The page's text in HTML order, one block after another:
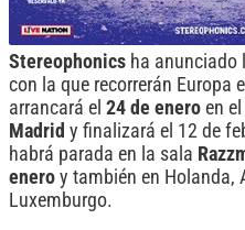
Stereophonics ha anunciado
con la que recorrerán Europa
arrancará el 24 de enero en el
Madrid y finalizará el 12 de
habrá parada en la sala
enero y también en Holanda,
Luxemburgo.